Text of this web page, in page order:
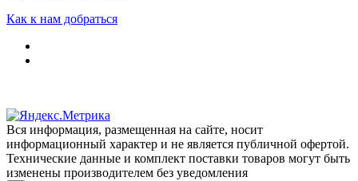
Как к нам добраться
Вся информация, размещенная на сайте, носит
информационный характер и не является публичной офертой.
Технические данные и комплект поставки товаров могут быть
изменены производителем без уведомления